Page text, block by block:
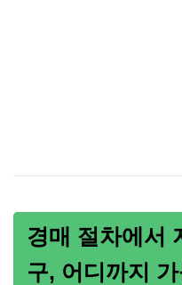
경매 절차에서
구, 어디까지